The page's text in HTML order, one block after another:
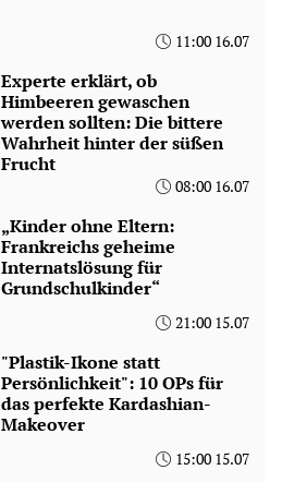
11:00 16.07
Experte erklärt, ob
Himbeeren gewaschen
werden sollten: Die bittere
Wahrheit hinter der süßen
Frucht
08:00 16.07
„Kinder ohne Eltern:
Frankreichs geheime
Internatslösung für
Grundschulkinder“
21:00 15.07
"Plastik-Ikone statt
Persönlichkeit": 10 OPs für
das perfekte Kardashian-
Makeover
15:00 15.07